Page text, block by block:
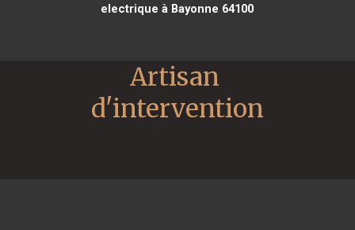
electrique à Bayonne 64100
Artisan
d'intervention